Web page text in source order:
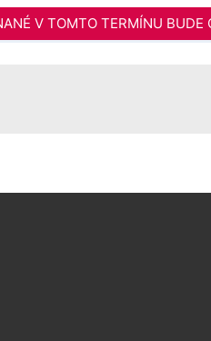
V TOMTO TERMÍNU